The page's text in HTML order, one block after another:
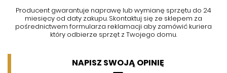
Producent gwarantuje naprawę lub wymianę sprzętu do 24
miesięcy od daty zakupu. Skontaktuj się ze sklepem za
pośrednictwem formularza reklamacji aby zamówić kuriera
który odbierze sprzęt z Twojego domu.
NAPISZ SWOJĄ OPINIĘ